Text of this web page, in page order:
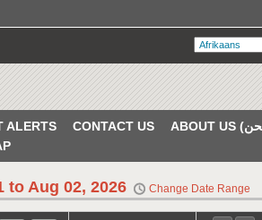
ALERTS CONTACT US
to Aug 02, 2026 Change Date Range